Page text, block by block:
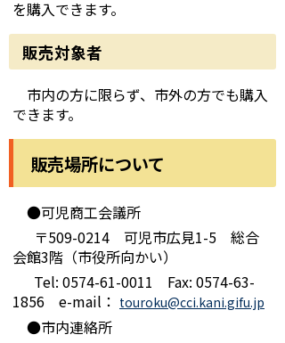
を購入できます。
販売対象者
市内の方に限らず、市外の方でも購入
できます。
販売場所について
●可児商工会議所
〒509-0214 可児市広見1-5 総合
会館3階（市役所向かい）
Tel: 0574-61-0011 Fax: 0574-63-
1856 e-mail： touroku@cci.kani.gifu.jp
●市内連絡所